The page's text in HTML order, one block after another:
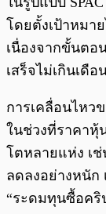
โดยตั้งเป้าหมา
เนื่องจากขั้นตอ
เสร็จไม่เกินเดื
การเคลื่อนไหวข
ในช่วงที่ราคาหุ้
โตหลายแห่ง เช่
ลดลงอย่างหนัก
“ระดมทุนซื้อคริ